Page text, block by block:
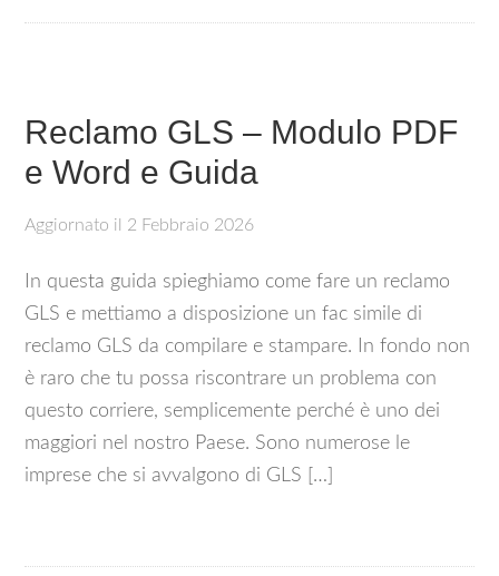
Reclamo GLS – Modulo PDF
e Word e Guida
Aggiornato il 2 Febbraio 2026
In questa guida spieghiamo come fare un reclamo
GLS e mettiamo a disposizione un fac simile di
reclamo GLS da compilare e stampare. In fondo non
è raro che tu possa riscontrare un problema con
questo corriere, semplicemente perché è uno dei
maggiori nel nostro Paese. Sono numerose le
imprese che si avvalgono di GLS […]